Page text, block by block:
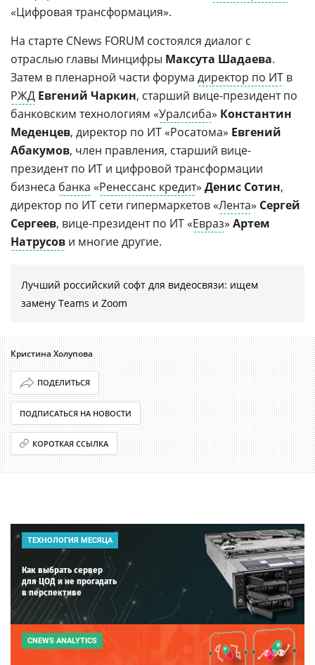
«Цифровая трансформация».
На старте CNews FORUM состоялся диалог с
отраслью главы Минцифры Максута Шадаева.
Затем в пленарной части форума директор по ИТ в
РЖД Евгений Чаркин, старший вице-президент по
банковским технологиям «Уралсиба» Константин
Меденцев, директор по ИТ «Росатома» Евгений
Абакумов, член правления, старший вице-
президент по ИТ и цифровой трансформации
бизнеса банка «Ренессанс кредит» Денис Сотин,
директор по ИТ сети гипермаркетов «Лента» Сергей
Сергеев, вице-президент по ИТ «Евраз» Артем
Натрусов и многие другие.
Лучший российский софт для видеосвязи: ищем
замену Teams и Zoom
Кристина Холупова
ПОДЕЛИТЬСЯ
ПОДПИСАТЬСЯ НА НОВОСТИ
КОРОТКАЯ ССЫЛКА
ТЕХНОЛОГИЯ МЕСЯЦА
Как выбрать сервер
для ЦОД и не прогадать
в перспективе
CNEWS ANALYTICS